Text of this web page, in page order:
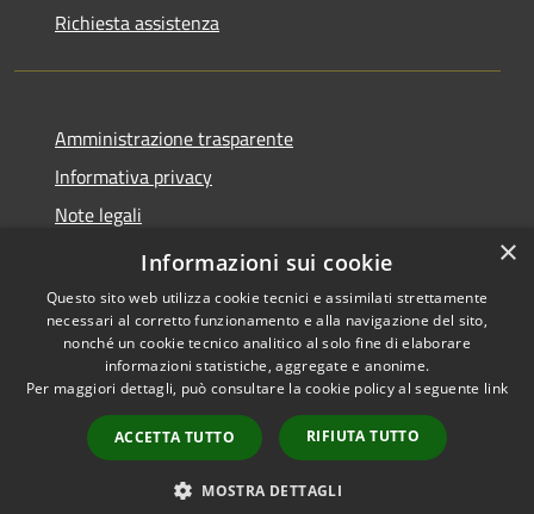
Richiesta assistenza
Amministrazione trasparente
Informativa privacy
Note legali
Dichiarazione di accessibilità
Accessibilità
Copyright © 2026 • Comune di
Anacapri • Powered by
Municipium•
Accesso
redazione
×
Informazioni sui cookie
Questo sito web utilizza cookie tecnici e assimilati strettamente
necessari al corretto funzionamento e alla navigazione del sito,
nonché un cookie tecnico analitico al solo fine di elaborare
informazioni statistiche, aggregate e anonime.
Per maggiori dettagli, può consultare la cookie policy al seguente link
ACCETTA TUTTO RIFIUTA TUTTO
MOSTRA DETTAGLI